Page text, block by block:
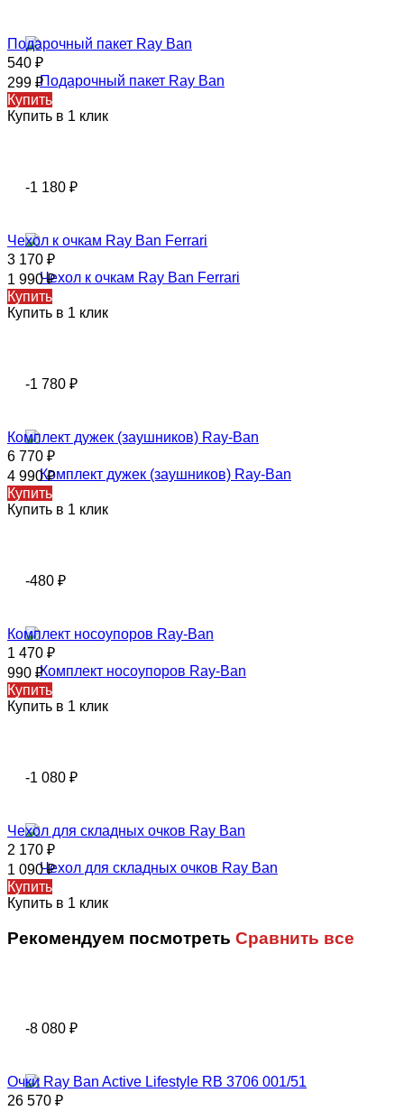
Подарочный пакет Ray Ban
540 ₽
299 ₽
Купить
Купить в 1 клик
-1 180 ₽
Чехол к очкам Ray Ban Ferrari
3 170 ₽
1 990₽
Купить
Купить в 1 клик
-1 780 ₽
Комплект дужек (заушников) Ray-Ban
6 770 ₽
4 990₽
Купить
Купить в 1 клик
-480 ₽
Комплект носоупоров Ray-Ban
1 470 ₽
990 ₽
Купить
Купить в 1 клик
-1 080 ₽
Чехол для складных очков Ray Ban
2 170 ₽
1 090₽
Купить
Купить в 1 клик
Рекомендуем посмотреть Сравнить все
-8 080 ₽
Очки Ray Ban Active Lifestyle RB 3706 001/51
26 570 ₽